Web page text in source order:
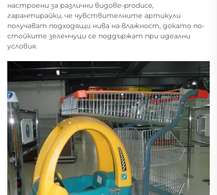
настроени за различни видове-produce,
гарантирайки, че чувствителните артикули
получават подходящи нива на влажност, докато по-
стойките зеленчуци се поддържат при идеални
условия.